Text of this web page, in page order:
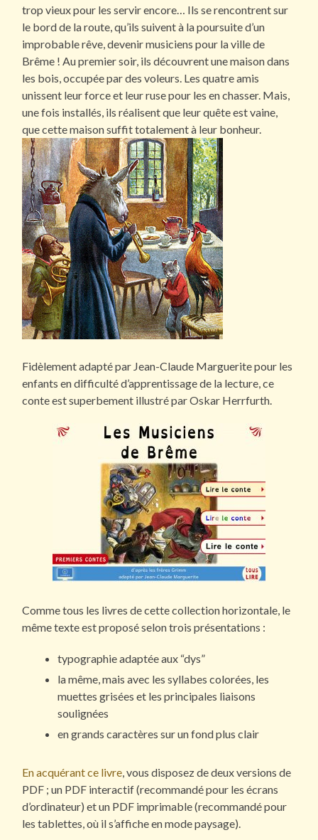
trop vieux pour les servir encore… Ils se rencontrent sur
le bord de la route, qu’ils suivent à la poursuite d’un
improbable rêve, devenir musiciens pour la ville de
Brême ! Au premier soir, ils découvrent une maison dans
les bois, occupée par des voleurs. Les quatre amis
unissent leur force et leur ruse pour les en chasser. Mais,
une fois installés, ils réalisent que leur quête est vaine,
que cette maison suffit totalement à leur bonheur.
Fidèlement adapté par Jean-Claude Marguerite pour les
enfants en difficulté d’apprentissage de la lecture, ce
conte est superbement illustré par Oskar Herrfurth.
Comme tous les livres de cette collection horizontale, le
même texte est proposé selon trois présentations :
typographie adaptée aux “dys”
la même, mais avec les syllabes colorées, les
muettes grisées et les principales liaisons
soulignées
en grands caractères sur un fond plus clair
En acquérant ce livre, vous disposez de deux versions de
PDF ; un PDF interactif (recommandé pour les écrans
d’ordinateur) et un PDF imprimable (recommandé pour
les tablettes, où il s’affiche en mode paysage).